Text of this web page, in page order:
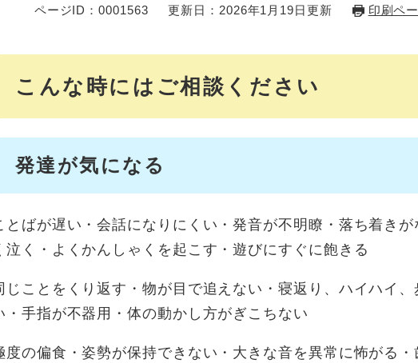
ページID：0001563 更新日：2026年1月19日更新 印刷ペ
こんな時にはご相談ください
発達が気になる
とばが遅い・会話になりにくい・発音が不明瞭・落ち着き
泣く・よくかんしゃくを起こす・遊びにすぐに飽きる
じことをくり返す・物が目で追えない・寝返り、ハイハイ
・手指が不器用・体の動かし方がぎこちない
度の偏食・姿勢が保持できない・大きな音を異常に怖がる